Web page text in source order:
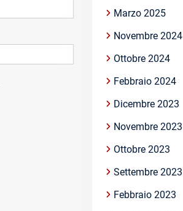
Marzo 2025
Novembre 2024
Ottobre 2024
Febbraio 2024
Dicembre 2023
Novembre 2023
Ottobre 2023
Settembre 2023
Febbraio 2023